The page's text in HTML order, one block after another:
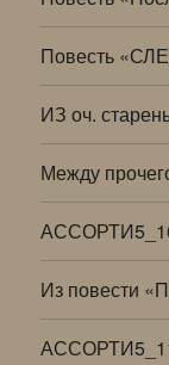
Повесть
ИЗ оч.
Между
Из повести